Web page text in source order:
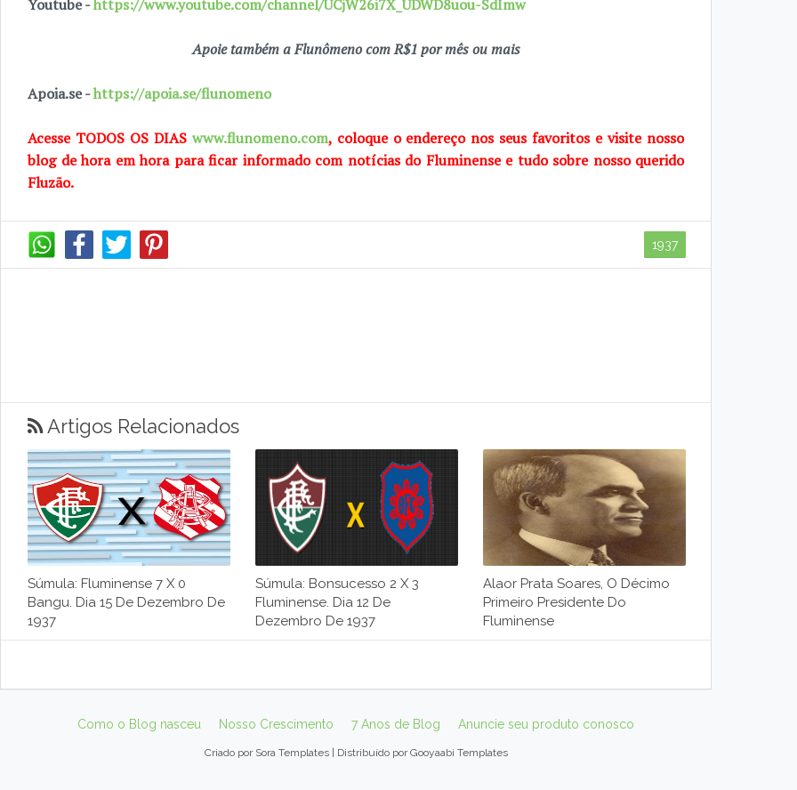
Youtube -https://www.youtube.com/channel/UCjW26i7X_UDWD8uou-SdImw
Apoie também a Flunômeno com R$1 por mês ou mais
Apoia.se -https://apoia.se/flunomeno
Acesse TODOS OS DIAS www.flunomeno.com, coloque o endereço nos seus favoritos e visite nosso
blog de hora em hora para ficar informado com notícias do Fluminense e tudo sobre nosso querido
Fluzão.
1937
Artigos Relacionados
Súmula: Fluminense 7 X 0
Bangu. Dia 15 De Dezembro De
1937
Súmula: Bonsucesso 2 X 3
Fluminense. Dia 12 De
Dezembro De 1937
Alaor Prata Soares, O Décimo
Primeiro Presidente Do
Fluminense
Como o Blog nasceu Nosso Crescimento 7 Anos de Blog Anuncie seu produto conosco
Criado por Sora Templates| Distribuído porGooyaabi Templates